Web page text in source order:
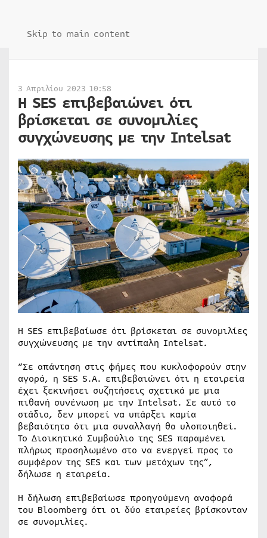
Skip to main content
3 Απριλίου 2023 10:58
Η SES επιβεβαιώνει ότι
βρίσκεται σε συνομιλίες
συγχώνευσης με την Intelsat
Η SES επιβεβαίωσε ότι βρίσκεται σε συνομιλίες
συγχώνευσης με την αντίπαλη Intelsat.
“Σε απάντηση στις φήμες που κυκλοφορούν στην
αγορά, η SES S.A. επιβεβαιώνει ότι η εταιρεία
έχει ξεκινήσει συζητήσεις σχετικά με μια
πιθανή συνένωση με την Intelsat. Σε αυτό το
στάδιο, δεν μπορεί να υπάρξει καμία
βεβαιότητα ότι μια συναλλαγή θα υλοποιηθεί.
Το Διοικητικό Συμβούλιο της SES παραμένει
πλήρως προσηλωμένο στο να ενεργεί προς το
συμφέρον της SES και των μετόχων της”,
δήλωσε η εταιρεία.
Η δήλωση επιβεβαίωσε προηγούμενη αναφορά
του Bloomberg ότι οι δύο εταιρείες βρίσκονταν
σε συνομιλίες.